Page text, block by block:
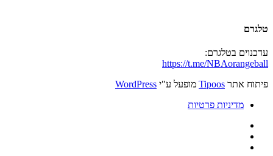
טלגרם
עדכנוים בטלגרם:
https://t.me/NBAorangeball
פיתוח אתר Tipoos מופעל ע"י WordPress
מדיניות פרטיות